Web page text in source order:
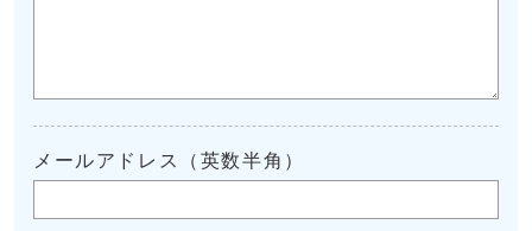
メールアドレス（英数半角）